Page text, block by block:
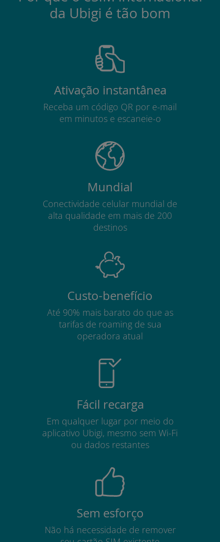
da Ubigi é tão bom
Ativação instantânea
Receba um código QR por e-mail
em minutos e escaneie-o
Mundial
Conectividade celular mundial de
alta qualidade em mais de 200
destinos
Custo-benefício
Até 90% mais barato do que as
tarifas de roaming de sua
operadora atual
Fácil recarga
Em qualquer lugar por meio do
aplicativo Ubigi, mesmo sem Wi-Fi
ou dados restantes
Sem esforço
Não há necessidade de remover